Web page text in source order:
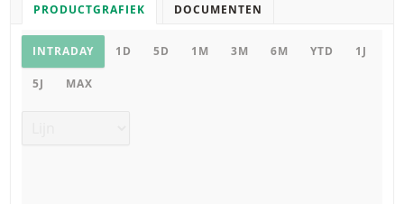
PRODUCTGRAFIEK DOCUMENTEN
Productgrafiek
INTRADAY 1D 5D 1M 3M 6M YTD 1J
5J MAX